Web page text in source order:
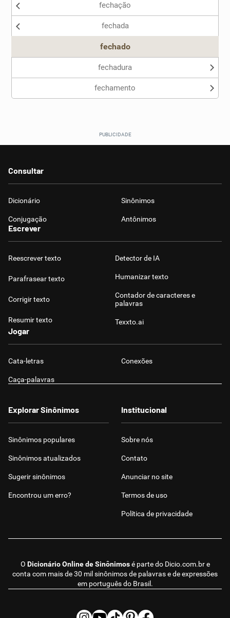
fechação
fechada
fechado
fechadura
fechamento
Consultar
Dicionário Sinônimos
Conjugação Antônimos
Escrever
Reescrever texto
Parafrasear texto
Corrigir texto
Resumir texto
Detector de IA
Humanizar texto
Contador de caracteres e
palavras
Texxto.ai
Jogar
Cata-letras Conexões
Caça-palavras
O Dicionário Online de Sinônimosé parte do Dicio.com.bre
conta com mais de 30 mil sinônimos de palavras e de expressões
em português do Brasil.
Explorar Sinônimos
Sinônimos populares
Sinônimos atualizados
Sugerir sinônimos
Encontrou um erro?
Institucional
Sobre nós
Contato
Anunciar no site
Termos de uso
Política de privacidade